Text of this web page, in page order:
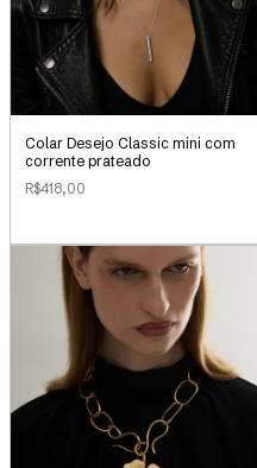
Colar Desejo Classic mini com
corrente prateado
R$418,00